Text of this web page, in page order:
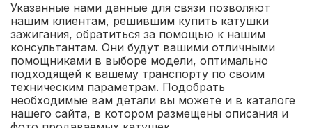
Указанные нами данные для связи позволяют
нашим клиентам, решившим купить катушки
зажигания, обратиться за помощью к нашим
консультантам. Они будут вашими отличными
помощниками в выборе модели, оптимально
подходящей к вашему транспорту по своим
техническим параметрам. Подобрать
необходимые вам детали вы можете и в каталоге
нашего сайта, в котором размещены описания и